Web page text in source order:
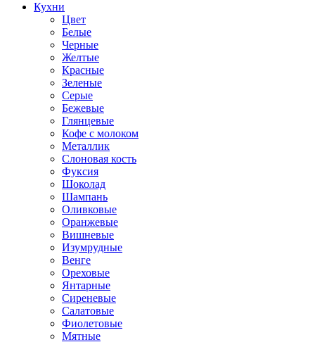
Кухни
Цвет
Белые
Черные
Желтые
Красные
Зеленые
Серые
Бежевые
Глянцевые
Кофе с молоком
Металлик
Слоновая кость
Фуксия
Шоколад
Шампань
Оливковые
Оранжевые
Вишневые
Изумрудные
Венге
Ореховые
Янтарные
Сиреневые
Салатовые
Фиолетовые
Мятные